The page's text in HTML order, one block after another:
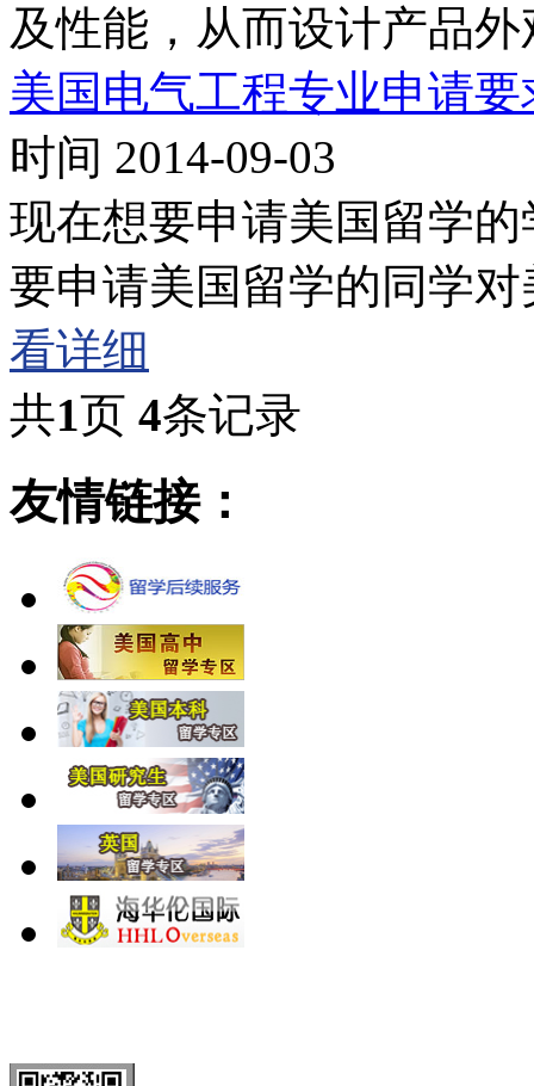
及性能，从而设计产品
美国电气工程专业申请要
时间 2014-09-03
现在想要申请美国留学
要申请美国留学的同学
看详细
共1页 4条记录
友情链接：